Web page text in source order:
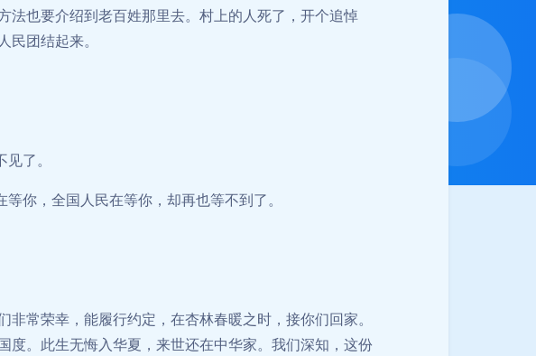
法也要介绍到老百姓那里去。村上的人死了，开个追悼
团结起来。
了。
你，全国人民在等你，却再也等不到了。
常荣幸，能履行约定，在杏林春暖之时，接你们回家。
度。此生无悔入华夏，来世还在中华家。我们深知，这份